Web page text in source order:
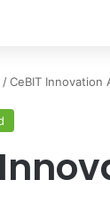
/CeBIT Innovation